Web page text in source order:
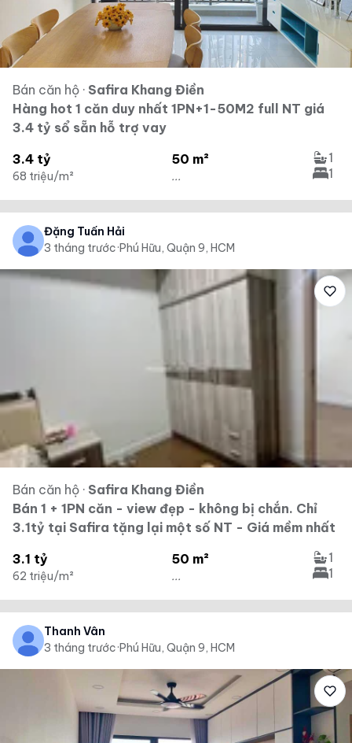
Bán căn hộ · Safira Khang Điền
Hàng hot 1 căn duy nhất 1PN+1-50M2 full NT giá
3.4 tỷ sổ sẵn hỗ trợ vay
3.4 tỷ
68 triệu/m²
50 m²
...
1
1
Đặng Tuấn Hải
3 tháng trước·Phú Hữu, Quận 9, HCM
Bán căn hộ · Safira Khang Điền
Bán 1 + 1PN căn - view đẹp - không bị chắn. Chỉ
3.1tỷ tại Safira tặng lại một số NT - Giá mềm nhất
3.1 tỷ
62 triệu/m²
50 m²
...
1
1
Thanh Vân
3 tháng trước·Phú Hữu, Quận 9, HCM